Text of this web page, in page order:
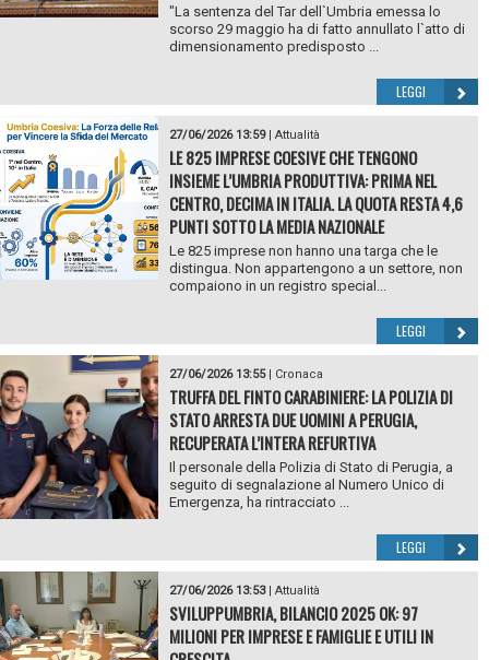
"La sentenza del Tar dell`Umbria emessa lo
scorso 29 maggio ha di fatto annullato l`atto di
dimensionamento predisposto ...
LEGGI
27/06/2026 13:59| Attualità
LE 825 IMPRESE COESIVE CHE TENGONO
INSIEME L’UMBRIA PRODUTTIVA: PRIMA NEL
CENTRO, DECIMA IN ITALIA. LA QUOTA RESTA 4,6
PUNTI SOTTO LA MEDIA NAZIONALE
Le 825 imprese non hanno una targa che le
distingua. Non appartengono a un settore, non
compaiono in un registro special...
LEGGI
27/06/2026 13:55| Cronaca
TRUFFA DEL FINTO CARABINIERE: LA POLIZIA DI
STATO ARRESTA DUE UOMINI A PERUGIA,
RECUPERATA L’INTERA REFURTIVA
Il personale della Polizia di Stato di Perugia, a
seguito di segnalazione al Numero Unico di
Emergenza, ha rintracciato ...
LEGGI
27/06/2026 13:53| Attualità
SVILUPPUMBRIA, BILANCIO 2025 OK: 97
MILIONI PER IMPRESE E FAMIGLIE E UTILI IN